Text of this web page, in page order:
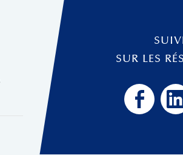
SUR LES